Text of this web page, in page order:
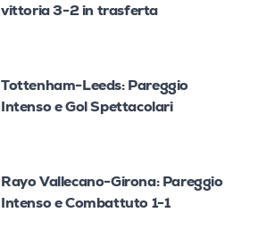
vittoria 3-2 in trasferta
Tottenham-Leeds: Pareggio
Intenso e Gol Spettacolari
Rayo Vallecano-Girona: Pareggio
Intenso e Combattuto 1-1